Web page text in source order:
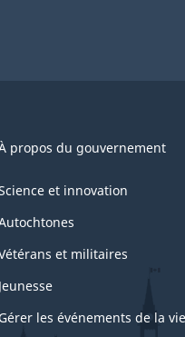
propos du gouvernement
et innovation
et militaires
Jeunesse
Gérer les événements de la vie